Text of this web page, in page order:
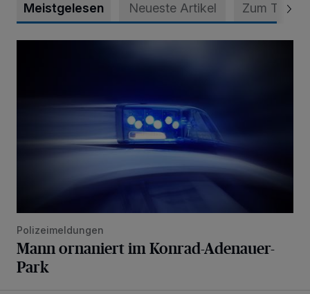
Meistgelesen Neueste Artikel Zum Thema
Polizeimeldungen
Mann ornaniert im Konrad-Adenauer-
Park